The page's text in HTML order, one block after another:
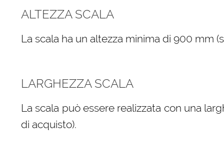
ALTEZZA SCALA
La scala ha un altezza minima di 900 mm
LARGHEZZA SCALA
La scala può essere realizzata con una
di acquisto).